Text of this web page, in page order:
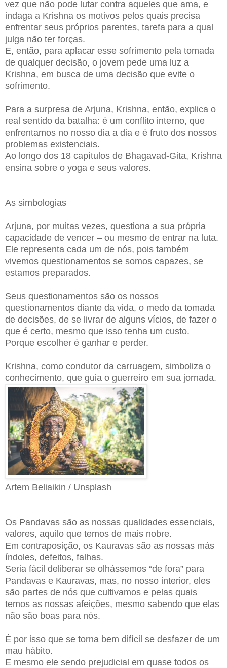
vez que não pode lutar contra aqueles que ama, e
indaga a Krishna os motivos pelos quais precisa
enfrentar seus próprios parentes, tarefa para a qual
julga não ter forças.
E, então, para aplacar esse sofrimento pela tomada
de qualquer decisão, o jovem pede uma luz a
Krishna, em busca de uma decisão que evite o
sofrimento.
Para a surpresa de Arjuna, Krishna, então, explica o
real sentido da batalha: é um conflito interno, que
enfrentamos no nosso dia a dia e é fruto dos nossos
problemas existenciais.
Ao longo dos 18 capítulos de Bhagavad-Gita, Krishna
ensina sobre o yoga e seus valores.
As simbologias
Arjuna, por muitas vezes, questiona a sua própria
capacidade de vencer – ou mesmo de entrar na luta.
Ele representa cada um de nós, pois também
vivemos questionamentos se somos capazes, se
estamos preparados.
Seus questionamentos são os nossos
questionamentos diante da vida, o medo da tomada
de decisões, de se livrar de alguns vícios, de fazer o
que é certo, mesmo que isso tenha um custo.
Porque escolher é ganhar e perder.
Krishna, como condutor da carruagem, simboliza o
conhecimento, que guia o guerreiro em sua jornada.
Artem Beliaikin / Unsplash
Os Pandavas são as nossas qualidades essenciais,
valores, aquilo que temos de mais nobre.
Em contraposição, os Kauravas são as nossas más
índoles, defeitos, falhas.
Seria fácil deliberar se olhássemos “de fora” para
Pandavas e Kauravas, mas, no nosso interior, eles
são partes de nós que cultivamos e pelas quais
temos as nossas afeições, mesmo sabendo que elas
não são boas para nós.
É por isso que se torna bem difícil se desfazer de um
mau hábito.
E mesmo ele sendo prejudicial em quase todos os